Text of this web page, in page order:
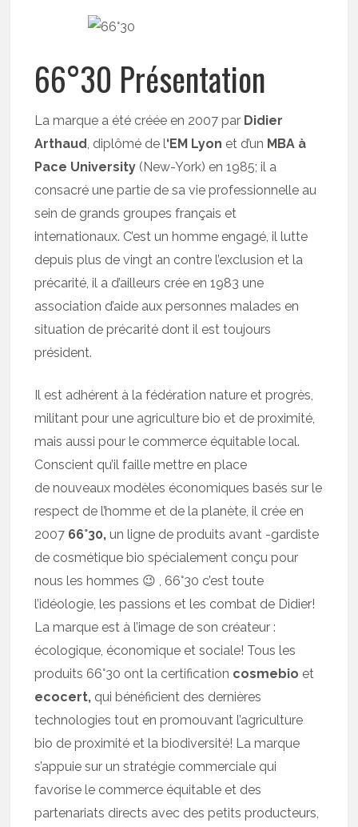
66°30 Présentation
La marque a été créée en 2007 par Didier
Arthaud, diplômé de l‘EM Lyon et d’un MBA à
Pace University (New-York) en 1985; il a
consacré une partie de sa vie professionnelle au
sein de grands groupes français et
internationaux. C’est un homme engagé, il lutte
depuis plus de vingt an contre l’exclusion et la
précarité, il a d’ailleurs crée en 1983 une
association d’aide aux personnes malades en
situation de précarité dont il est toujours
président.
Il est adhérent à la fédération nature et progrès,
militant pour une agriculture bio et de proximité,
mais aussi pour le commerce équitable local.
Conscient qu’il faille mettre en place
de nouveaux modèles économiques basés sur le
respect de l’homme et de la planète, il crée en
2007 66°30,un ligne de produits avant -gardiste
de cosmétique bio spécialement conçu pour
nous les hommes 😉 , 66°30 c’est toute
l’idéologie, les passions et les combat de Didier!
La marque est à l’image de son créateur :
écologique, économique et sociale! Tous les
produits 66°30 ont la certification cosmebio et
ecocert, qui bénéficient des dernières
technologies tout en promouvant l’agriculture
bio de proximité et la biodiversité! La marque
s’appuie sur un stratégie commerciale qui
favorise le commerce équitable et des
partenariats directs avec des petits producteurs,